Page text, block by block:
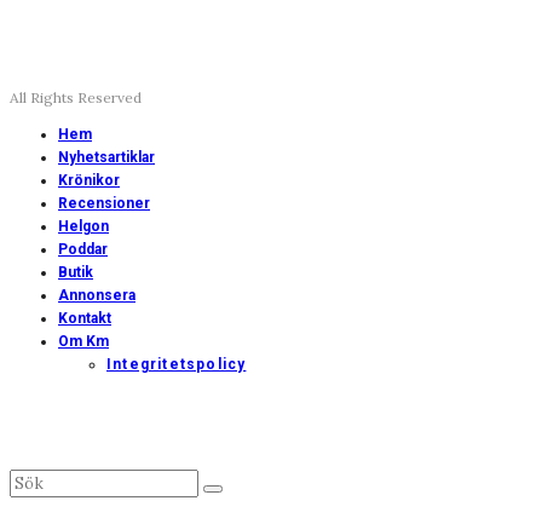
All Rights Reserved
Hem
Nyhetsartiklar
Krönikor
Recensioner
Helgon
Poddar
Butik
Annonsera
Kontakt
Om Km
Integritetspolicy